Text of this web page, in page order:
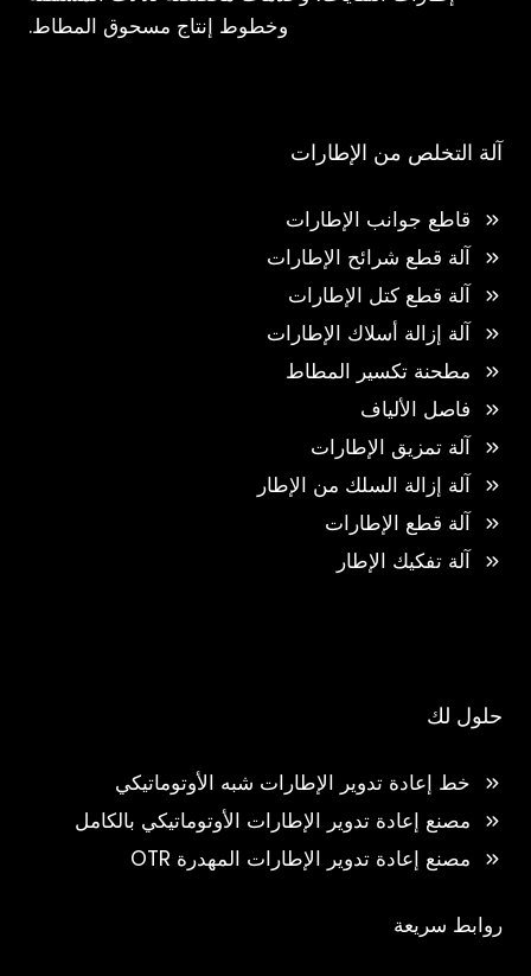
وخطوط إنتاج مسحوق المطاط.
آلة التخلص من الإطارات
قاطع جوانب الإطارات
آلة قطع شرائح الإطارات
آلة قطع كتل الإطارات
آلة إزالة أسلاك الإطارات
مطحنة تكسير المطاط
فاصل الألياف
آلة تمزيق الإطارات
آلة إزالة السلك من الإطار
آلة قطع الإطارات
آلة تفكيك الإطار
حلول لك
خط إعادة تدوير الإطارات شبه الأوتوماتيكي
مصنع إعادة تدوير الإطارات الأوتوماتيكي بالكامل
مصنع إعادة تدوير الإطارات المهدرة OTR
روابط سريعة